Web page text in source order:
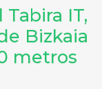
IT,
Bizkaia
metros